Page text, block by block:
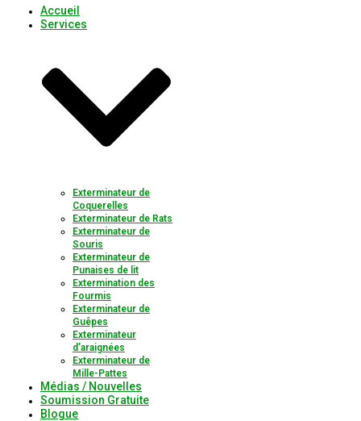
Accueil
Services
Exterminateur de
Coquerelles
Exterminateur de Rats
Exterminateur de
Souris
Exterminateur de
Punaises de lit
Extermination des
Fourmis
Exterminateur de
Guêpes
Exterminateur
d’araignées
Exterminateur de
Mille-Pattes
Médias / Nouvelles
Soumission Gratuite
Blogue